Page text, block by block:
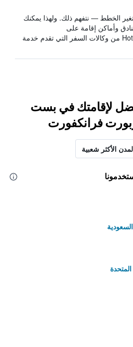
الخطط — نتفهم ذلك. ولهذا يمكنك
وأماكن إقامة على
HotelsCombined من وكالات السفر التي تقدم خدمة
لإقامتك في بست
فرانكفورت
الأكثر شعبية